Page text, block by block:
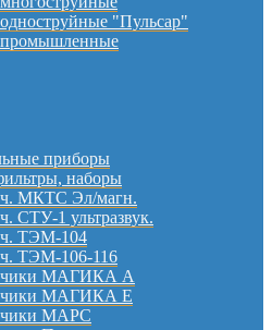
"Пульсар"
приборы
наборы
МКТС Эл/магн.
СТУ-1 ультразвук.
ТЭМ-104
ТЭМ-106-116
МАГИКА А
МАГИКА Е
МАРС